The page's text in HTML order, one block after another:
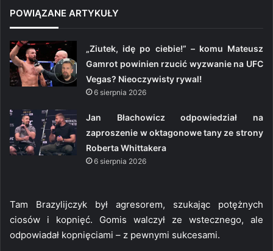
POWIĄZANE ARTYKUŁY
„Ziutek, idę po ciebie!” – komu Mateusz
Gamrot powinien rzucić wyzwanie na UFC
Vegas? Nieoczywisty rywal!
6 sierpnia 2026
Jan Błachowicz odpowiedział na
zaproszenie w oktagonowe tany ze strony
Roberta Whittakera
6 sierpnia 2026
Tam Brazylijczyk był agresorem, szukając potężnych
ciosów i kopnięć. Gomis walczył ze wstecznego, ale
odpowiadał kopnięciami – z pewnymi sukcesami.